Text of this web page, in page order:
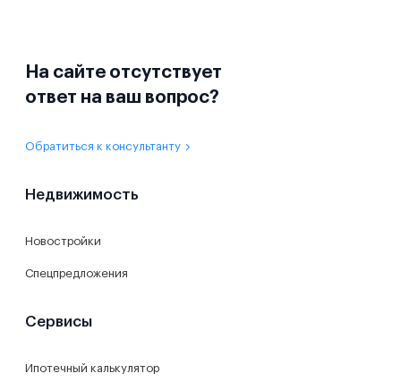
На сайте отсутствует
ответ на ваш вопрос?
Обратиться к консультанту
Недвижимость
Новостройки
Спецпредложения
Сервисы
Ипотечный калькулятор